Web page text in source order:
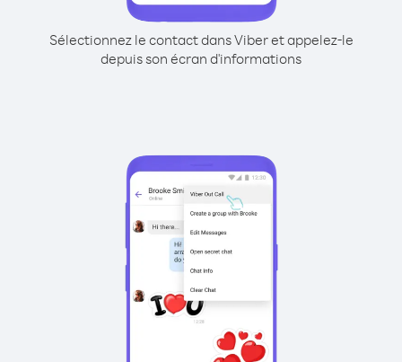
Sélectionnez le contact dans Viber et appelez-le
depuis son écran d'informations